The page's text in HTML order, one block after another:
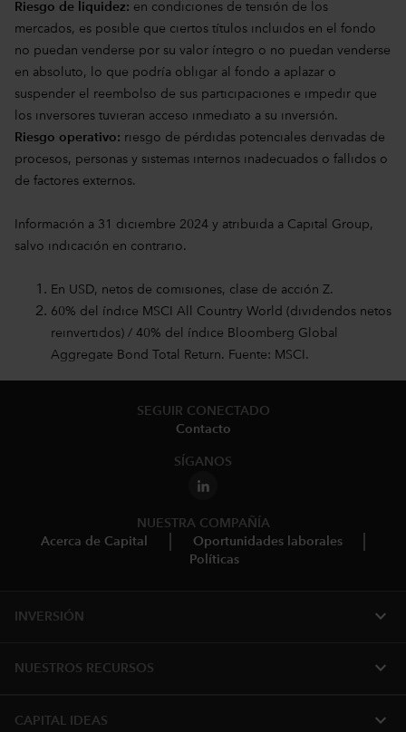
Riesgo de liquidez: en condiciones de tensión de los
mercados, es posible que ciertos títulos incluidos en el fondo
no puedan venderse por su valor íntegro o no puedan venderse
en absoluto, lo que podría obligar al fondo a aplazar o
suspender el reembolso de sus participaciones e impedir que
los inversores tuvieran acceso inmediato a su inversión.
Riesgo operativo: riesgo de pérdidas potenciales derivadas de
procesos, personas y sistemas internos inadecuados o fallidos o
de factores externos.
Información a 31 diciembre 2024 y atribuida a Capital Group,
salvo indicación en contrario.
En USD, netos de comisiones, clase de acción Z.
60% del índice MSCI All Country World (dividendos netos
reinvertidos) / 40% del índice Bloomberg Global
Aggregate Bond Total Return. Fuente: MSCI.
SEGUIR CONECTADO
Contacto
SÍGANOS
NUESTRA COMPAÑÍA
Acerca de Capital
Oportunidades laborales
Políticas
INVERSIÓN expand_more
NUESTROS RECURSOS expand_more
CAPITAL IDEAS expand_more